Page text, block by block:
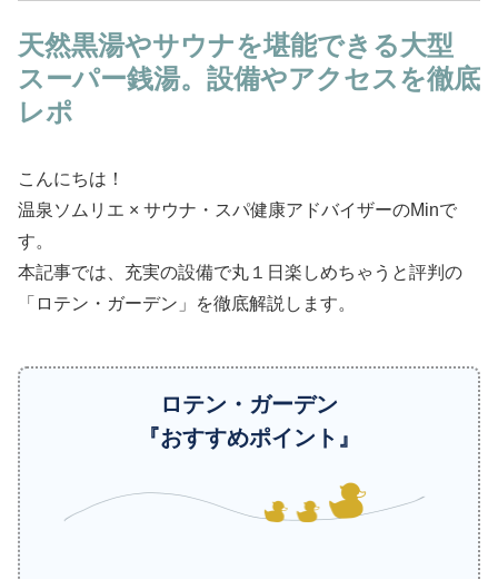
天然黒湯やサウナを堪能できる大型
スーパー銭湯。設備やアクセスを徹底
レポ
こんにちは！
温泉ソムリエ × サウナ・スパ健康アドバイザーのMinで
す。
本記事では、充実の設備で丸１日楽しめちゃうと評判の
「ロテン・ガーデン」を徹底解説します。
ロテン・ガーデン
『おすすめポイント』